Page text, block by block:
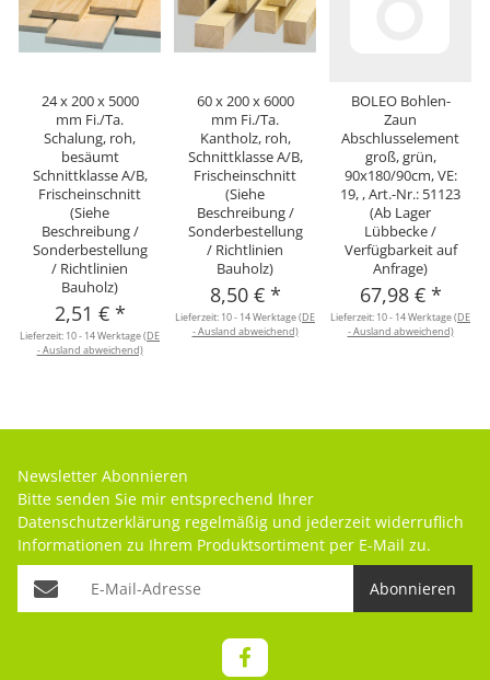
24 x 200 x 5000
mm Fi./Ta.
Schalung, roh,
besäumt
Schnittklasse A/B,
Frischeinschnitt
(Siehe
Beschreibung /
Sonderbestellung
/ Richtlinien
Bauholz)
2,51 € *
Lieferzeit: 10 - 14 Werktage(DE
- Ausland abweichend)
60 x 200 x 6000
mm Fi./Ta.
Kantholz, roh,
Schnittklasse A/B,
Frischeinschnitt
(Siehe
Beschreibung /
Sonderbestellung
/ Richtlinien
Bauholz)
8,50 € *
Lieferzeit: 10 - 14 Werktage(DE
- Ausland abweichend)
BOLEO Bohlen-
Zaun
Abschlusselement
groß, grün,
90x180/90cm, VE:
19, , Art.-Nr.: 51123
(Ab Lager
Lübbecke /
Verfügbarkeit auf
Anfrage)
67,98 € *
Lieferzeit: 10 - 14 Werktage(DE
- Ausland abweichend)
Newsletter Abonnieren
Bitte senden Sie mir entsprechend Ihrer
Datenschutzerklärung regelmäßig und jederzeit widerruflich
Informationen zu Ihrem Produktsortiment per E-Mail zu.
Abonnieren